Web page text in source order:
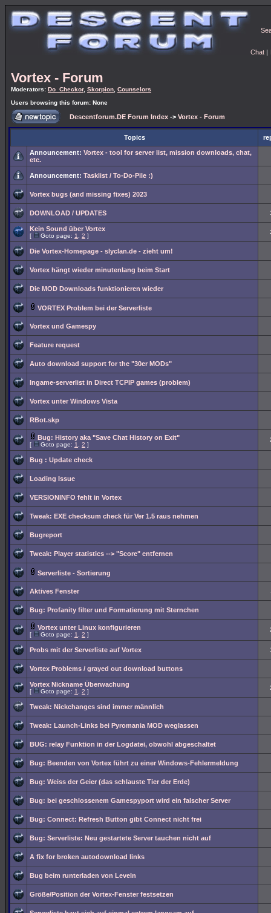
Chat |
Vortex - Forum
Moderators: Do_Checkor, Skorpion Counselors
Users browsing this forum: None
Descentforum.DE Forum Index -> Vortex - Forum
Topics
Announcement: Vortex - tool for server list, mission downloads, chat,
etc.
Announcement: Tasklist / To-Do-Pile :)
Vortex bugs (and missing fixes) 2023
DOWNLOAD / UPDATES
Kein Sound über Vortex
[ Goto page: 1 2 ]
Die Vortex-Homepage - slyclan.de - zieht um!
Vortex hängt wieder minutenlang beim Start
Die MOD Downloads funktionieren wieder
VORTEX Problem bei der Serverliste
Vortex und Gamespy
Feature request
Auto download support for the "30er MODs"
Ingame-serverlist in Direct TCPIP games (problem)
Vortex unter Windows Vista
RBot.skp
Bug: History aka "Save Chat History on Exit"
[ Goto page: 1 2 ]
Bug : Update check
Loading Issue
VERSIONINFO fehlt in Vortex
Tweak: EXE checksum check für Ver 1.5 raus nehmen
Bugreport
Tweak: Player statistics --> "Score" entfernen
Serverliste - Sortierung
Aktives Fenster
Bug: Profanity filter und Formatierung mit Sternchen
Vortex unter Linux konfigurieren
[ Goto page: 1 2 ]
Probs mit der Serverliste auf Vortex
Vortex Problems / grayed out download buttons
Vortex Nickname Überwachung
[ Goto page: 1 2 ]
Tweak: Nickchanges sind immer männlich
Tweak: Launch-Links bei Pyromania MOD weglassen
BUG: relay Funktion in der Logdatei, obwohl abgeschaltet
Bug: Beenden von Vortex führt zu einer Windows-Fehlermeldung
Bug: Weiss der Geier (das schlauste Tier der Erde)
Bug: bei geschlossenem Gamespyport wird ein falscher Server
Bug: Connect: Refresh Button gibt Connect nicht frei
Bug: Serverliste: Neu gestartete Server tauchen nicht auf
A fix for broken autodownload links
Bug beim runterladen von Leveln
Größe/Position der Vortex-Fenster festsetzen